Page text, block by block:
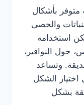
متوفر بأشكال
والحصى
استخدامه
حول النوافير،
وتساعد
اختيار الشكل
بشكل